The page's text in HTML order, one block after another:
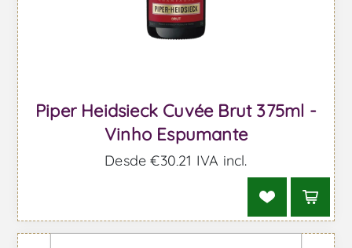
Piper Heidsieck Cuvée Brut 375ml -
Vinho Espumante
Desde €30,21 IVA incl.